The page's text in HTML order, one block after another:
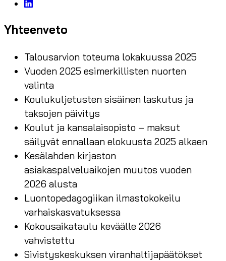
Yhteenveto
Talousarvion toteuma lokakuussa 2025
Vuoden 2025 esimerkillisten nuorten
valinta
Koulukuljetusten sisäinen laskutus ja
taksojen päivitys
Koulut ja kansalaisopisto – maksut
säilyvät ennallaan elokuusta 2025 alkaen
Kesälahden kirjaston
asiakaspalveluaikojen muutos vuoden
2026 alusta
Luontopedagogiikan ilmastokokeilu
varhaiskasvatuksessa
Kokousaikataulu keväälle 2026
vahvistettu
Sivistyskeskuksen viranhaltijapäätökset